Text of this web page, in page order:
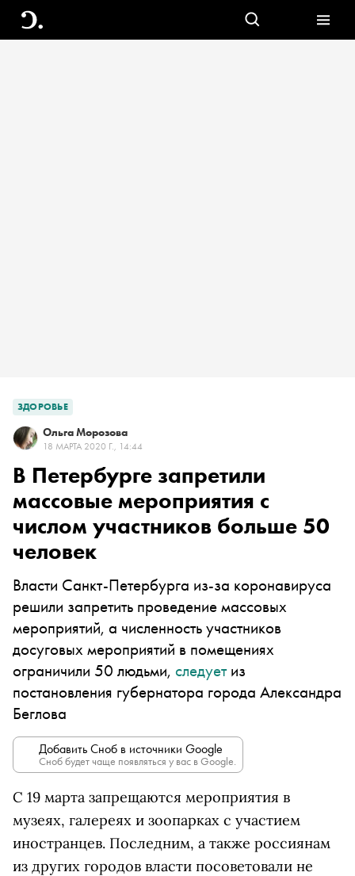
ЗДОРОВЬЕ
Ольга Морозова
18 МАРТА 2020 Г., 14:44
В Петербурге запретили
массовые мероприятия с
числом участников больше 50
человек
Власти Санкт-Петербурга из-за коронавируса
решили запретить проведение массовых
мероприятий, а численность участников
досуговых мероприятий в помещениях
ограничили 50 людьми, следуетиз
постановления губернатора города Александра
Беглова
Добавить Сноб в источники Google
Сноб будет чаще появляться у вас в Google.
С 19 марта запрещаются мероприятия в
музеях, галереях и зоопарках с участием
иностранцев. Последним, а также россиянам
из других городов власти посоветовали не